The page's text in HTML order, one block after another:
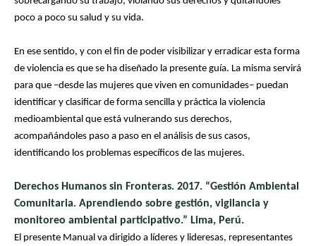
poco a poco su salud y su vida.
En ese sentido, y con el fin de poder visibilizar y erradicar esta forma
de violencia es que se ha diseñado la presente guía. La misma servirá
para que –desde las mujeres que viven en comunidades– puedan
identificar y clasificar de forma sencilla y práctica la violencia
medioambiental que está vulnerando sus derechos,
acompañándoles paso a paso en el análisis de sus casos,
identificando los problemas específicos de las mujeres.
Derechos Humanos sin Fronteras. 2017. “Gestión Ambiental
Comunitaria. Aprendiendo sobre gestión, vigilancia y
monitoreo ambiental participativo.” Lima, Perú.
El presente Manual va dirigido a líderes y lideresas, representantes